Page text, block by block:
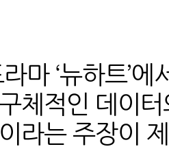
마 ‘뉴하트’
체적인 데이
라는 주장이